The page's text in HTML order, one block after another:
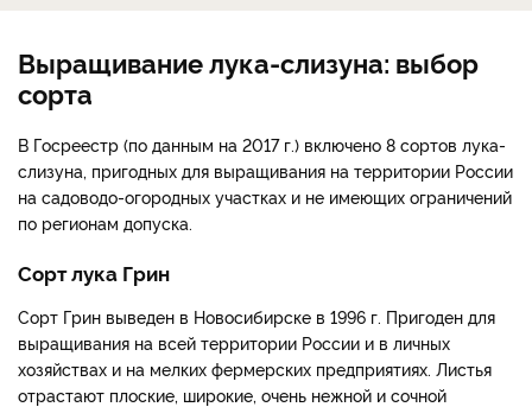
Выращивание лука-слизуна: выбор
сорта
В Госреестр (по данным на 2017 г.) включено 8 сортов лука-
слизуна, пригодных для выращивания на территории России
на садоводо-огородных участках и не имеющих ограничений
по регионам допуска.
Сорт лука Грин
Сорт Грин выведен в Новосибирске в 1996 г. Пригоден для
выращивания на всей территории России и в личных
хозяйствах и на мелких фермерских предприятиях. Листья
отрастают плоские, широкие, очень нежной и сочной